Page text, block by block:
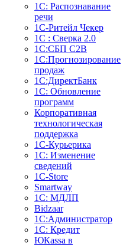
1С: Распознавание
речи
1C-Ритейл Чекер
1С : Сверка 2.0
1С:СБП C2B
1С:Прогнозирование
продаж
1С:ДиректБанк
1С: Обновление
программ
Корпоративная
технологическая
поддержка
1С-Курьерика
1С: Изменение
сведений
1C-Store
Smartway
1С: МДЛП
Bidzaar
1С:Администратор
1С: Кредит
ЮКаssа в